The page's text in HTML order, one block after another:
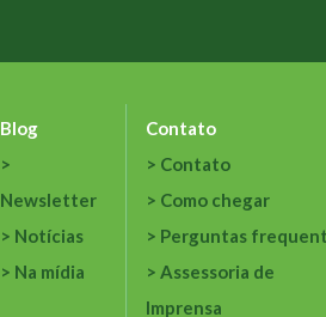
Blog
Newsletter
Notícias
Na mídia
Contato
Contato
Como chegar
Perguntas
Assessoria de
Imprensa